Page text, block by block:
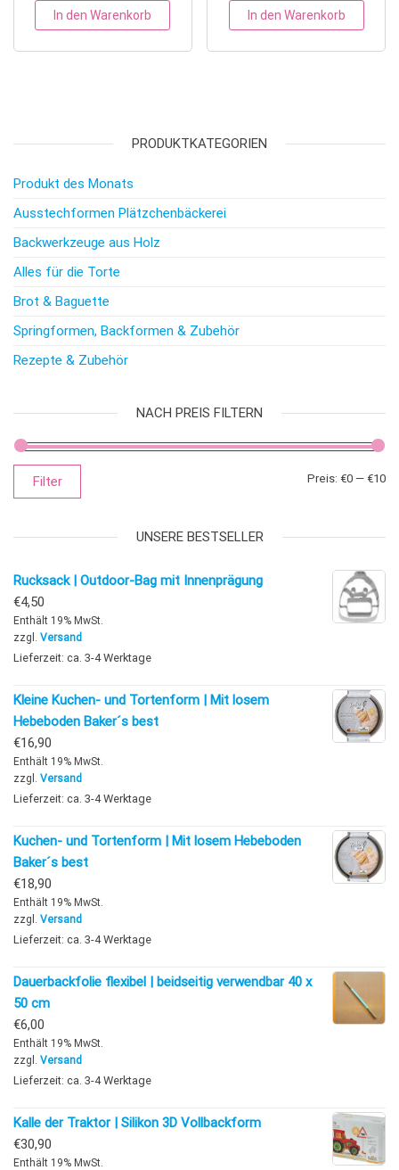
In den Warenkorb In den Warenkorb
PRODUKTKATEGORIEN
Produkt des Monats
Ausstechformen Plätzchenbäckerei
Backwerkzeuge aus Holz
Alles für die Torte
Brot & Baguette
Springformen, Backformen & Zubehör
Rezepte & Zubehör
NACH PREIS FILTERN
Filter Preis: €0 — €10
UNSERE BESTSELLER
Rucksack | Outdoor-Bag mit Innenprägung
€4,50
Enthält 19% MwSt.
zzgl. Versand
Lieferzeit: ca. 3-4 Werktage
Kleine Kuchen- und Tortenform | Mit losem
Hebeboden Baker´s best
€16,90
Enthält 19% MwSt.
zzgl. Versand
Lieferzeit: ca. 3-4 Werktage
Kuchen- und Tortenform | Mit losem Hebeboden
Baker´s best
€18,90
Enthält 19% MwSt.
zzgl. Versand
Lieferzeit: ca. 3-4 Werktage
Dauerbackfolie flexibel | beidseitig verwendbar 40 x
50 cm
€6,00
Enthält 19% MwSt.
zzgl. Versand
Lieferzeit: ca. 3-4 Werktage
Kalle der Traktor | Silikon 3D Vollbackform
€30,90
Enthält 19% MwSt.